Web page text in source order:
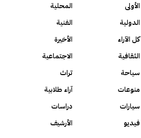
الأولى
المحلية
الدولية
الفنية
كل الآراء
الأخيرة
الثقافية
الاجتماعية
سياحة
تراث
منوعات
آراء طلابية
سيارات
دراسات
فيديو الأرشيف